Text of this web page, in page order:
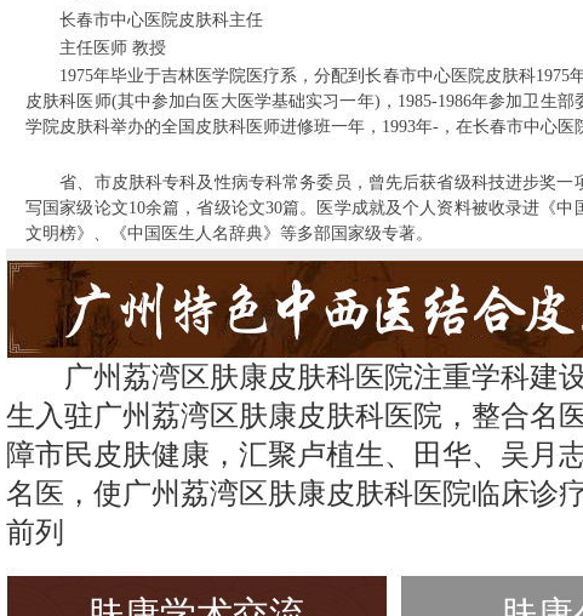
长春市中心医院皮肤科主任
主任医师 教授
1975年毕业于吉林医学院医疗系，分配到长春市中心医院皮肤科1975
皮肤科医师(其中参加白医大医学基础实习一年)，1985-1986年参加卫生
学院皮肤科举办的全国皮肤科医师进修班一年，1993年-，在长春市中心医
省、市皮肤科专科及性病专科常务委员，曾先后获省级科技进步奖一
写国家级论文10余篇，省级论文30篇。医学成就及个人资料被收录进《中
文明榜》、《中国医生人名辞典》等多部国家级专著。
广州荔湾区肤康皮肤科医院注重学科建
生入驻广州荔湾区肤康皮肤科医院，整合名
障市民皮肤健康，汇聚卢植生、田华、吴月
名医，使广州荔湾区肤康皮肤科医院临床诊
前列